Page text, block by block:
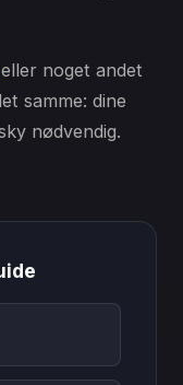
eller noget andet
samme: dine
nødvendig.